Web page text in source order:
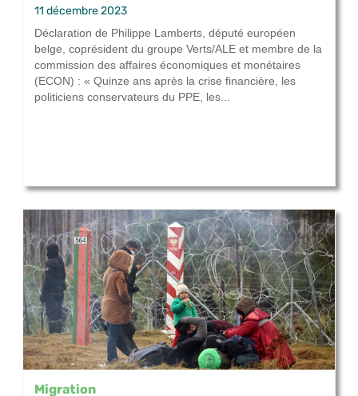
11 décembre 2023
Déclaration de Philippe Lamberts, député européen
belge, coprésident du groupe Verts/ALE et membre de la
commission des affaires économiques et monétaires
(ECON) : « Quinze ans après la crise financière, les
politiciens conservateurs du PPE, les...
Migration